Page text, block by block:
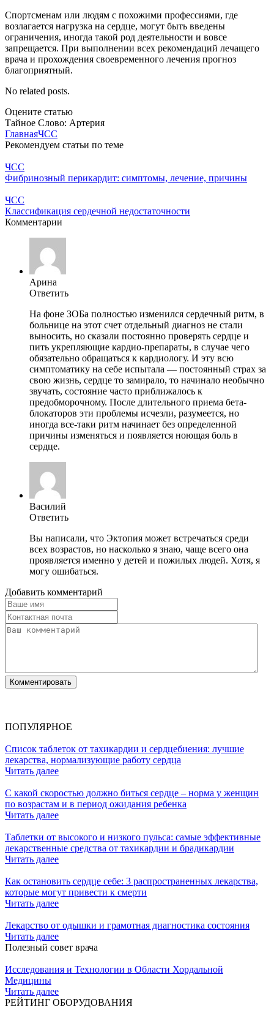
Спортсменам или людям с похожими профессиями, где
возлагается нагрузка на сердце, могут быть введены
ограничения, иногда такой род деятельности и вовсе
запрещается. При выполнении всех рекомендаций лечащего
врача и прохождения своевременного лечения прогноз
благоприятный.
No related posts.
Оцените статью
Тайное Слово: Артерия
ГлавнаяЧСС
Рекомендуем статьи по теме
ЧСС
Фибринозный перикардит: симптомы, лечение, причины
ЧСС
Классификация сердечной недостаточности
Комментарии
Арина
Ответить
На фоне ЗОБа полностью изменился сердечный ритм, в
больнице на этот счет отдельный диагноз не стали
выносить, но сказали постоянно проверять сердце и
пить укрепляющие кардио-препараты, в случае чего
обязательно обращаться к кардиологу. И эту всю
симптоматику на себе испытала — постоянный страх за
свою жизнь, сердце то замирало, то начинало необычно
звучать, состояние часто приближалось к
предобморочному. После длительного приема бета-
блокаторов эти проблемы исчезли, разумеется, но
иногда все-таки ритм начинает без определенной
причины изменяться и появляется ноющая боль в
сердце.
Василий
Ответить
Вы написали, что Эктопия может встречаться среди
всех возрастов, но насколько я знаю, чаще всего она
проявляется именно у детей и пожилых людей. Хотя, я
могу ошибаться.
Добавить комментарий
ПОПУЛЯРНОЕ
Список таблеток от тахикардии и сердцебиения: лучшие
лекарства, нормализующие работу сердца
Читать далее
С какой скоростью должно биться сердце – норма у женщин
по возрастам и в период ожидания ребенка
Читать далее
Таблетки от высокого и низкого пульса: самые эффективные
лекарственные средства от тахикардии и брадикардии
Читать далее
Как остановить сердце себе: 3 распространенных лекарства,
которые могут привести к смерти
Читать далее
Лекарство от одышки и грамотная диагностика состояния
Читать далее
Полезный совет врача
Исследования и Технологии в Области Хордальной
Медицины
Читать далее
РЕЙТИНГ ОБОРУДОВАНИЯ